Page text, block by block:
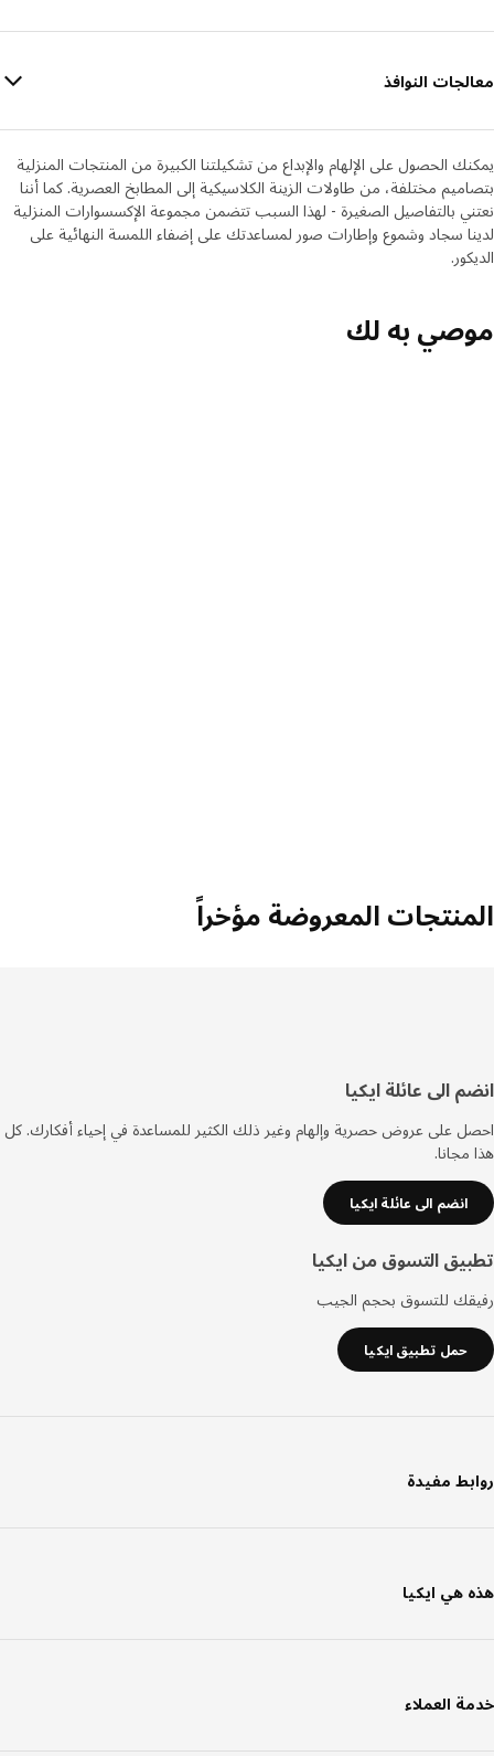
معالجات النوافذ
يمكنك الحصول على الإلهام والإبداع من تشكيلتنا الكبيرة من المنتجات المنزلية
بتصاميم مختلفة، من طاولات الزينة الكلاسيكية إلى المطابخ العصرية. كما أننا
نعتني بالتفاصيل الصغيرة - لهذا السبب تتضمن مجموعة الإكسسوارات المنزلية
لدينا سجاد وشموع وإطارات صور لمساعدتك على إضفاء اللمسة النهائية على
الديكور.
موصي به لك
المنتجات المعروضة مؤخراً
أسفل
الصفحة
انضم الى عائلة ايكيا
احصل على عروض حصرية وإلهام وغير ذلك الكثير للمساعدة في إحياء أفكارك. كل
هذا مجانا.
انضم الى عائلة ايكيا
تطبيق التسوق من ايكيا
رفيقك للتسوق بحجم الجيب
حمل تطبيق ايكيا
روابط مفيدة
هذه هي ايكيا
خدمة العملاء